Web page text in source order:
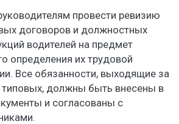
провести ревизию
договоров и должностных
водителей на предмет
определения их трудовой
Все обязанности, выходящие за
типовых, должны быть внесены в
и согласованы с